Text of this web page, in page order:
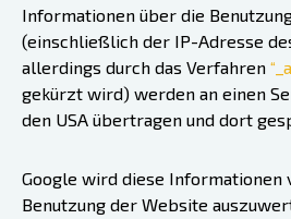
Informationen über die
(einschließlich der IP-Adresse
allerdings durch das Verfahren
gekürzt wird) werden an einen
den USA übertragen und dort
Google wird diese Informationen
Benutzung der Website